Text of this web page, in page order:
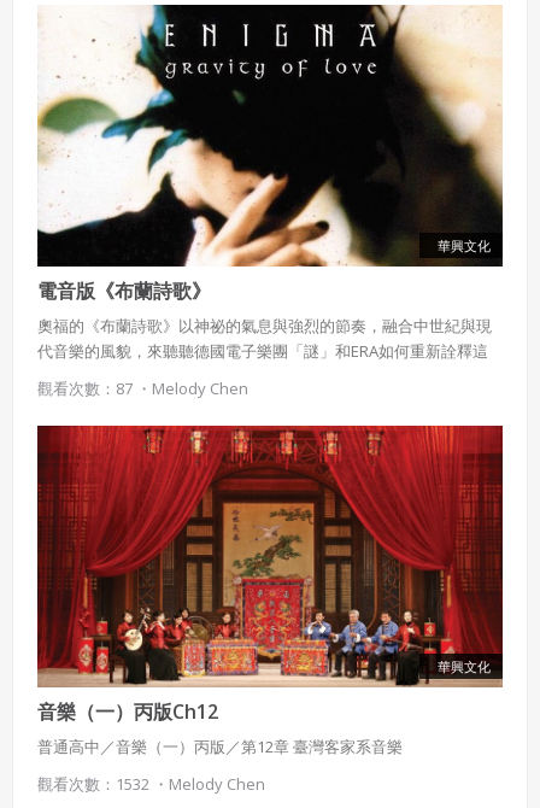
華興文化
電音版《布蘭詩歌》
奧福的《布蘭詩歌》以神祕的氣息與強烈的節奏，融合中世紀與現
代音樂的風貌，來聽聽德國電子樂團「謎」和ERA如何重新詮釋這
首名曲吧！
觀看次數：87 ・ Melody Chen
華興文化
音樂（一）丙版Ch12
普通高中／音樂（一）丙版／第12章 臺灣客家系音樂
觀看次數：1532 ・ Melody Chen
使用 Facebook 帳號登入
使用 Google 帳號登入
使用 Google 帳號註冊
已閱讀使用條款
緣會員有意願吉寶知識系統（本系統），經註冊本
系統表示您同意會員合約：
一、定義條款
授權內容：係指吉寶系統有限公司（吉寶系統公司）所有或
經授權使用而置放於吉寶知識系統網站或系統內之著作物。
衍生著作：係指就授權內容改作之創作。
二、會員規範
會員同意遵守本系統之會員規範、著作權條款及隱私權政
我同意上述會員條款